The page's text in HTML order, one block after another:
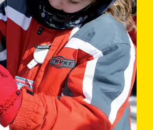
ist eine der beliebtesten
modernerWintersportarten.
und dieBoardercross
-Piste
Argumente für die Liebhaber